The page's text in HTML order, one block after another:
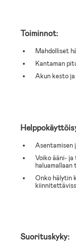
Toiminnot:
Mahdolliset
Kantaman
Akun kesto ja
Asentamisen
Voiko ääni-
haluamallaan
Onko hälytin
Suorituskyky: